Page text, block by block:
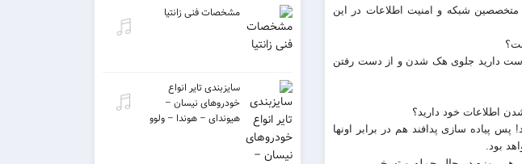
متخصصین شبکه و امنیت اطلاعات در این
دارید جلوی هک شدن و از دست رفتن
اطلاعات خود دارید؟
پیاده سازی پدافند هم در برابر اونها
بود.
مشخصات فنی زانتیا
سایزبندی تایر انواع
خودروهای نیسان –
هیوندای – هوندا – ولوو